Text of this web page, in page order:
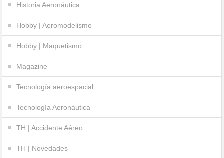
Historia Aeronáutica
Hobby | Aeromodelismo
Hobby | Maquetismo
Magazine
Tecnología aeroespacial
Tecnología Aeronáutica
TH | Accidente Aéreo
TH | Novedades